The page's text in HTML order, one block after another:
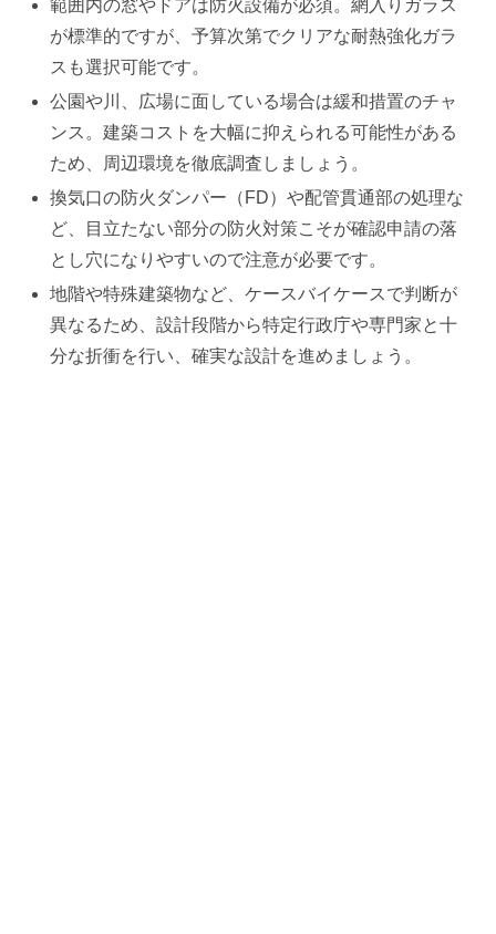
範囲内の窓やドアは防火設備が必須。網入りガラス
が標準的ですが、予算次第でクリアな耐熱強化ガラ
スも選択可能です。
公園や川、広場に面している場合は緩和措置のチャ
ンス。建築コストを大幅に抑えられる可能性がある
ため、周辺環境を徹底調査しましょう。
換気口の防火ダンパー（FD）や配管貫通部の処理な
ど、目立たない部分の防火対策こそが確認申請の落
とし穴になりやすいので注意が必要です。
地階や特殊建築物など、ケースバイケースで判断が
異なるため、設計段階から特定行政庁や専門家と十
分な折衝を行い、確実な設計を進めましょう。